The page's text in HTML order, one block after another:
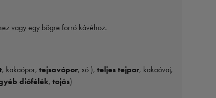
vagy egy bögre forró kávéhoz.
, kakaópor, tejsavópor, só ), teljes tejpor, kakaóvaj,
diófélék, tojás)